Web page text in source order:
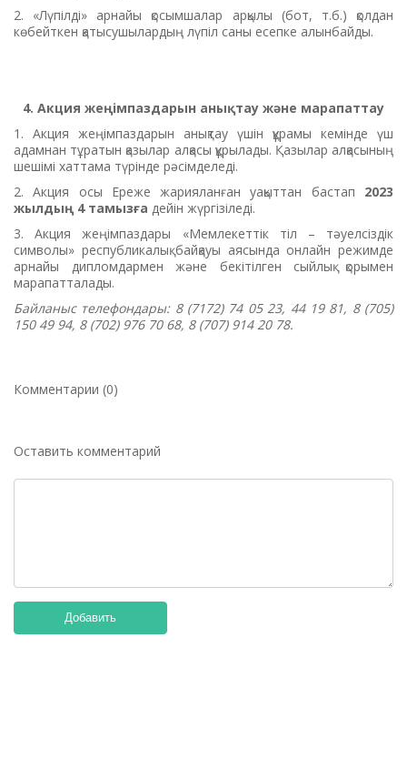
2. «Лүпілді» арнайы қосымшалар арқылы (бот, т.б.) қолдан
көбейткен қатысушылардың лүпіл саны есепке алынбайды.
4. Акция жеңімпаздарын анықтау және марапаттау
1. Акция жеңімпаздарын анықтау үшін құрамы кемінде үш
адамнан тұратын қазылар алқасы құрылады. Қазылар алқасының
шешімі хаттама түрінде рәсімделеді.
2. Акция осы Ереже жарияланған уақыттан бастап 2023
жылдың 4 тамызға дейін жүргізіледі.
3. Акция жеңімпаздары «Мемлекеттік тіл – тәуелсіздік
символы» республикалық байқауы аясында онлайн режимде
арнайы дипломдармен және бекітілген сыйлық қорымен
марапатталады.
Байланыс телефондары: 8 (7172) 74 05 23, 44 19 81, 8 (705)
150 49 94, 8 (702) 976 70 68, 8 (707) 914 20 78.
Комментарии (0)
Оставить комментарий
Добавить